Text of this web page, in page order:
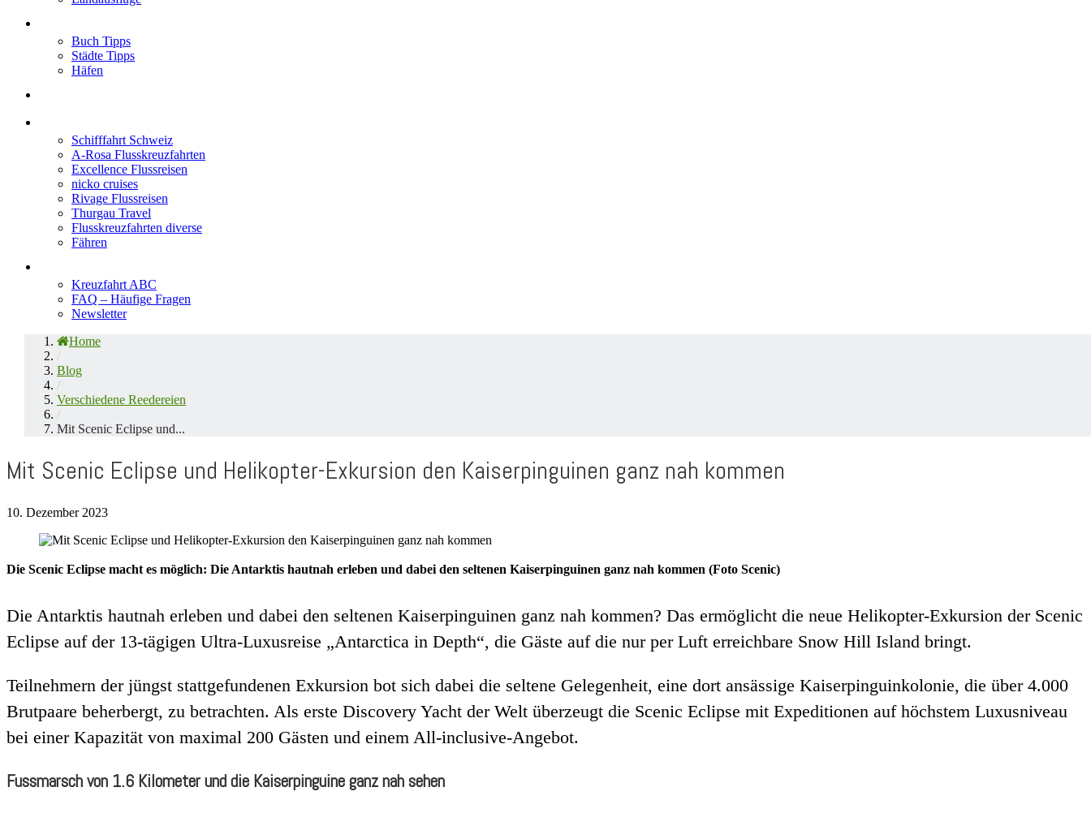
Buch Tipps
Städte Tipps
Häfen
Schifffahrt Schweiz
A-Rosa Flusskreuzfahrten
Excellence Flussreisen
nicko cruises
Rivage Flussreisen
Thurgau Travel
Flusskreuzfahrten diverse
Fähren
Kreuzfahrt ABC
FAQ – Häufige Fragen
Newsletter
Home
/
Blog
/
Verschiedene Reedereien
/
Mit Scenic Eclipse und...
Mit Scenic Eclipse und Helikopter-Exkursion den Kaiserpinguinen ganz nah kommen
10. Dezember 2023
Die Scenic Eclipse macht es möglich: Die Antarktis hautnah erleben und dabei den seltenen Kaiserpinguinen ganz nah kommen (Foto Scenic)
Die Antarktis hautnah erleben und dabei den seltenen Kaiserpinguinen ganz nah kommen? Das ermöglicht die neue Helikopter-Exkursion der Scenic
Eclipse auf der 13-tägigen Ultra-Luxusreise „Antarctica in Depth“, die Gäste auf die nur per Luft erreichbare Snow Hill Island bringt.
Teilnehmern der jüngst stattgefundenen Exkursion bot sich dabei die seltene Gelegenheit, eine dort ansässige Kaiserpinguinkolonie, die über 4.000
Brutpaare beherbergt, zu betrachten. Als erste Discovery Yacht der Welt überzeugt die Scenic Eclipse mit Expeditionen auf höchstem Luxusniveau
bei einer Kapazität von maximal 200 Gästen und einem All-inclusive-Angebot.
Fussmarsch von 1.6 Kilometer und die Kaiserpinguine ganz nah sehen